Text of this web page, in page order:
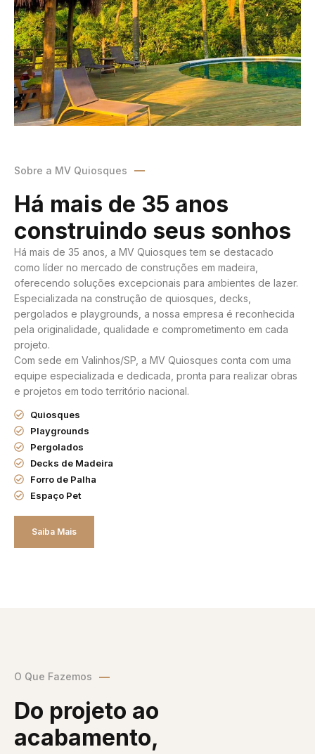
Sobre a MV Quiosques
Há mais de 35 anos
construindo seus sonhos
Há mais de 35 anos, a MV Quiosques tem se destacado
como líder no mercado de construções em madeira,
oferecendo soluções excepcionais para ambientes de lazer.
Especializada na construção de quiosques, decks,
pergolados e playgrounds, a nossa empresa é reconhecida
pela originalidade, qualidade e comprometimento em cada
projeto.
Com sede em Valinhos/SP, a MV Quiosques conta com uma
equipe especializada e dedicada, pronta para realizar obras
e projetos em todo território nacional.
Quiosques
Playgrounds
Pergolados
Decks de Madeira
Forro de Palha
Espaço Pet
Saiba Mais
O Que Fazemos
Do projeto ao
acabamento,